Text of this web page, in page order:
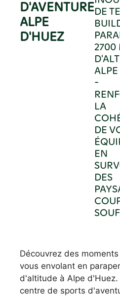
D'AVENTURE
ALPE
D'HUEZ
DE
2700
-
LA
DE
EN
DES
Découvrez des
vous envolant en
d'altitude à Alpe d'Huez.
centre de sports